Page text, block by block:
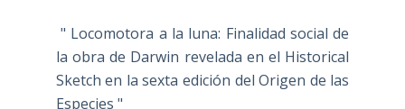
" Locomotora a la luna: Finalidad social de
la obra de Darwin revelada en el Historical
Sketch en la sexta edición del Origen de las
Especies "